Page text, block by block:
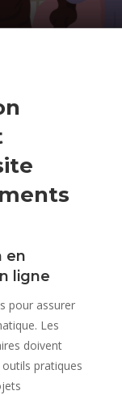
en
ligne
pour assurer
Les
doivent
pratiques